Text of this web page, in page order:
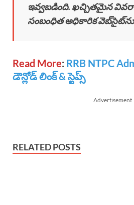
ఇవ్వబడింది. ఖచ్చితమైన
సంబంధిత అధికారిక వెబ్‌సైట్‌ను
Read More: RRB NTPC
డౌన్లోడ్ లింక్ & స్టెప్స్
Advertisement
RELATED POSTS